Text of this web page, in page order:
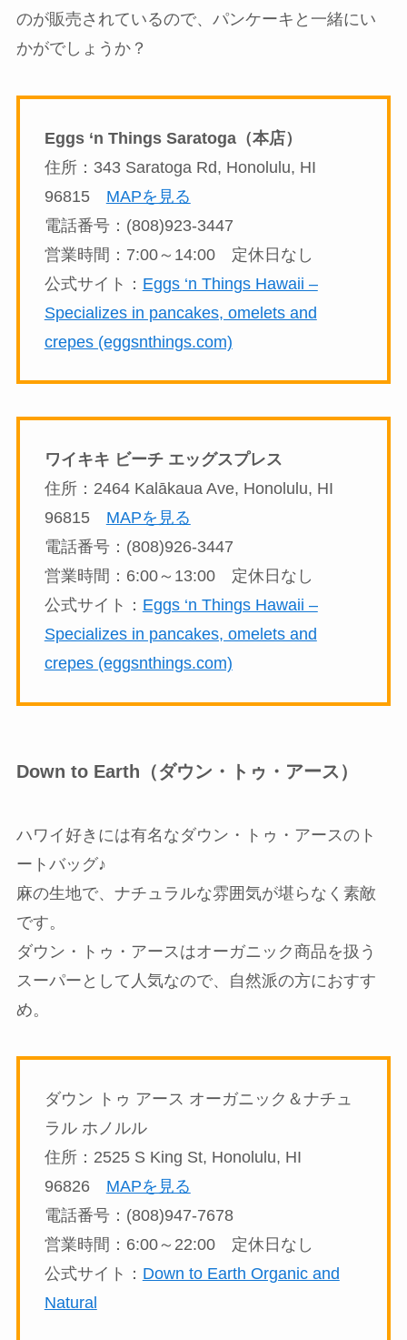
のが販売されているので、パンケーキと一緒にい
かがでしょうか？
Eggs ‘n Things Saratoga（本店）
住所：343 Saratoga Rd, Honolulu, HI
96815 MAPを見る
電話番号：(808)923-3447
営業時間：7:00～14:00 定休日なし
公式サイト： Eggs ‘n Things Hawaii –
Specializes in pancakes, omelets and
crepes (eggsnthings.com)
ワイキキ ビーチ エッグスプレス
住所：2464 Kalākaua Ave, Honolulu, HI
96815 MAPを見る
電話番号：(808)926-3447
営業時間：6:00～13:00 定休日なし
公式サイト： Eggs ‘n Things Hawaii –
Specializes in pancakes, omelets and
crepes (eggsnthings.com)
Down to Earth（ダウン・トゥ・アース）
ハワイ好きには有名なダウン・トゥ・アースのト
ートバッグ♪
麻の生地で、ナチュラルな雰囲気が堪らなく素敵
です。
ダウン・トゥ・アースはオーガニック商品を扱う
スーパーとして人気なので、自然派の方におすす
め。
ダウン トゥ アース オーガニック＆ナチュ
ラル ホノルル
住所：2525 S King St, Honolulu, HI
96826 MAPを見る
電話番号：(808)947-7678
営業時間：6:00～22:00 定休日なし
公式サイト： Down to Earth Organic and
Natural